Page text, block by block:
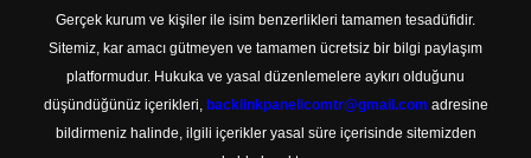
Gerçek kurum ve kişiler ile isim benzerlikleri tamamen tesadüfidir.
Sitemiz, kar amacı gütmeyen ve tamamen ücretsiz bir bilgi paylaşım
platformudur. Hukuka ve yasal düzenlemelere aykırı olduğunu
düşündüğünüz içerikleri, backlinkpanelicomtr@gmail.com adresine
bildirmeniz halinde, ilgili içerikler yasal süre içerisinde sitemizden